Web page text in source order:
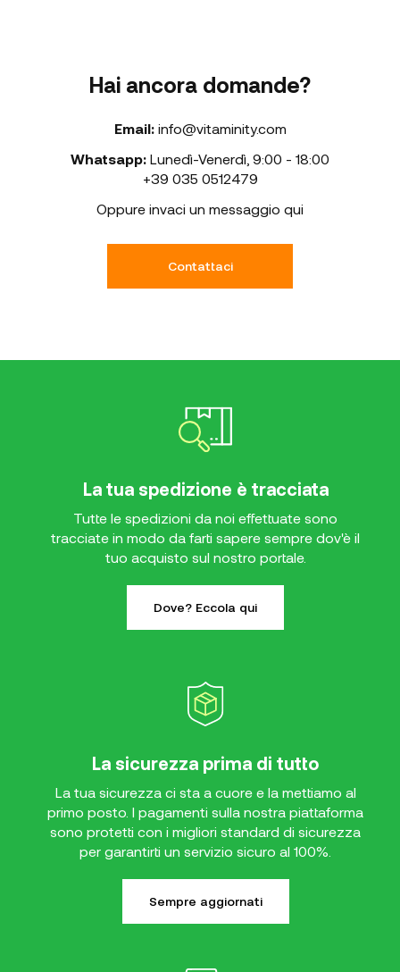
Hai ancora domande?
Email: info@vitaminity.com
Whatsapp: Lunedì-Venerdì 9:00 - 18:00
+39 035 0512479
Oppure invaci un messaggio qui
Contattaci
La tua spedizione è tracciata
Tutte le spedizioni da noi effettuate sono
tracciate in modo da farti sapere sempre dov'è il
tuo acquisto sul nostro portale.
Dove? Eccola qui
La sicurezza prima di tutto
La tua sicurezza ci sta a cuore e la mettiamo al
primo posto. I pagamenti sulla nostra piattaforma
sono protetti con i migliori standard di sicurezza
per garantirti un servizio sicuro al 100%.
Sempre aggiornati